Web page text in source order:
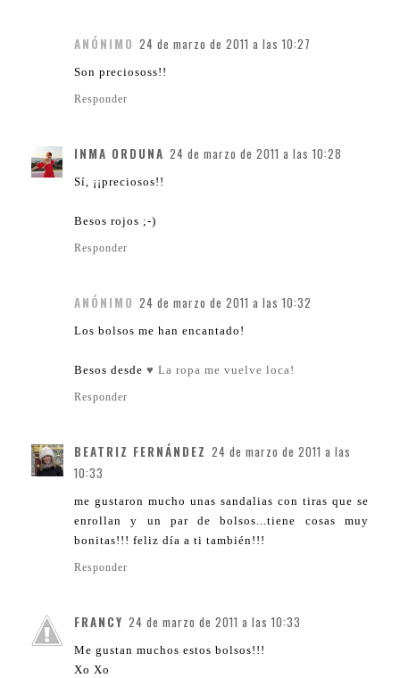
ANÓNIMO 24 de marzo de 2011 a las 10:27
Son preciososs!!
Responder
INMA ORDUNA 24 de marzo de 2011 a las 10:28
Sí, ¡¡preciosos!!
Besos rojos ;-)
Responder
ANÓNIMO 24 de marzo de 2011 a las 10:32
Los bolsos me han encantado!
Besos desde ♥ La ropa me vuelve loca!
Responder
BEATRIZ FERNÁNDEZ 24 de marzo de 2011 a las
10:33
me gustaron mucho unas sandalias con tiras que se
enrollan y un par de bolsos...tiene cosas muy
bonitas!!! feliz día a ti también!!!
Responder
FRANCY 24 de marzo de 2011 a las 10:33
Me gustan muchos estos bolsos!!!
Xo Xo